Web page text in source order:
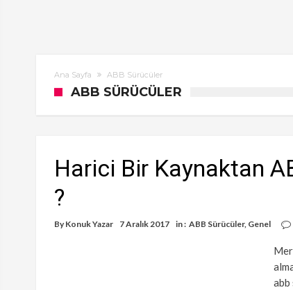
Ana Sayfa ABB Sürücüler
ABB SÜRÜCÜLER
Harici Bir Kaynaktan
?
By Konuk Yazar 7 Aralık 2017 in : ABB Sürücüler, Genel